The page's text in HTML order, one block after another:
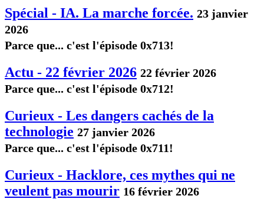
Spécial - IA. La marche forcée. 23 janvier
2026
Parce que... c'est l'épisode 0x713!
Actu - 22 février 2026 22 février 2026
Parce que... c'est l'épisode 0x712!
Curieux - Les dangers cachés de la
technologie 27 janvier 2026
Parce que... c'est l'épisode 0x711!
Curieux - Hacklore, ces mythes qui ne
veulent pas mourir 16 février 2026